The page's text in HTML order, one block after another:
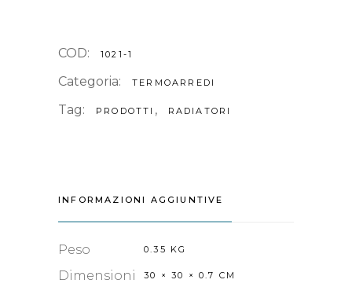
COD: 1021-1
Categoria: TERMOARREDI
Tag: PRODOTTI , RADIATORI
INFORMAZIONI AGGIUNTIVE
Peso 0.35 KG
Dimensioni 30 × 30 × 0.7 CM